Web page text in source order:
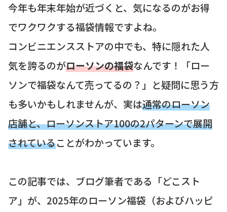
今年も年末年始が近づくと、気になるのがお得
でワクワクする福袋情報ですよね。
コンビニエンスストアの中でも、特に隠れた人
気を誇るのがローソンの福袋なんです！「ロー
ソンで福袋なんて売ってるの？」と疑問に思う方
も多いかもしれませんが、実は通常のローソン
店舗と、ローソンストア100の2パターンで展開
されていることがわかっています。
この記事では、ブログ筆者である「どこスト
ア」が、2025年のローソン福袋（およびハッピ